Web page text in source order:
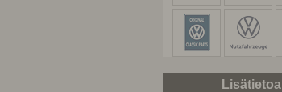
Lisätietoa